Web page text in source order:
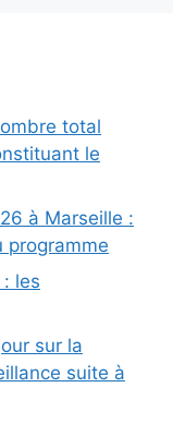
total
le
à Marseille :
programme
les
sur la
suite à